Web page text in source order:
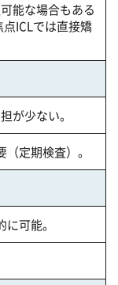
能な場合もある
点ICLでは直接矯
が少ない。
定期検査）。
可能。